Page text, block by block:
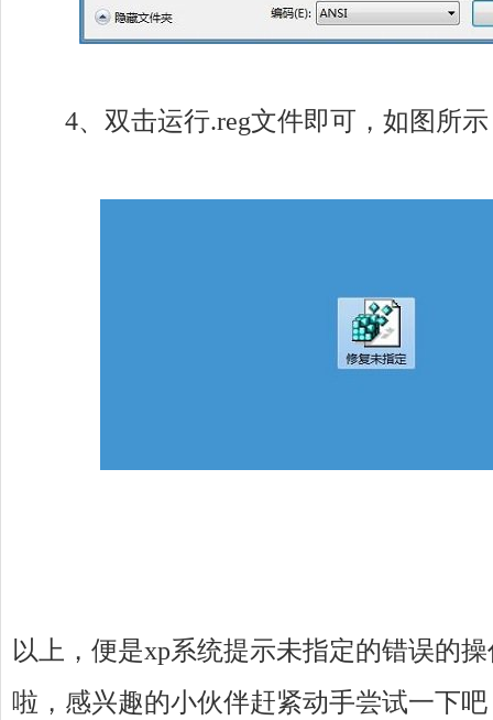
4、双击运行.reg文件即可，如图所示
以上，便是xp系统提示未指定的错误的
啦，感兴趣的小伙伴赶紧动手尝试一下